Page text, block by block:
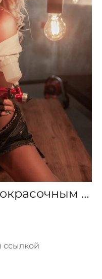
Услуги по автолакокрасочным работам
ссылкой